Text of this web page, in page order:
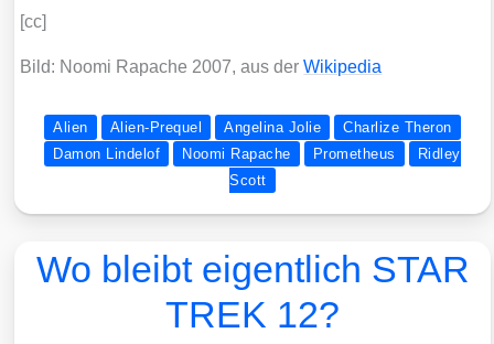
[cc]
Bild: Noo­mi Rapa­che 2007, aus derWiki­pe­dia
Alien Alien-Prequel Angelina Jolie
Charlize Theron
Damon Lindelof
Noomi Rapache Prometheus
Ridley
Scott
Wo bleibt eigentlich STAR
TREK 12?